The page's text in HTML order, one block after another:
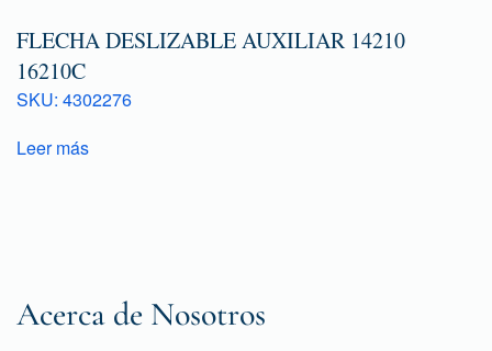
FLECHA DESLIZABLE AUXILIAR 14210
16210C
SKU: 4302276
Leer más
Acerca de Nosotros